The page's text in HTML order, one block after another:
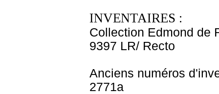
INVENTAIRES :
Collection Edmond de
9397 LR/ Recto
Anciens numéros
2771a